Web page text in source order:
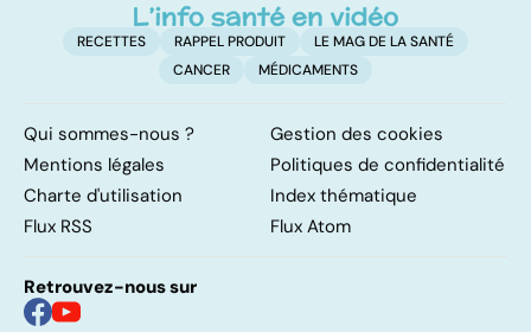
RECETTES RAPPEL PRODUIT
LE MAG DE LA SANTÉ
CANCER
MÉDICAMENTS
Qui sommes-nous ?
Gestion des cookies
Mentions légales
Politiques de confidentialité
Charte d'utilisation
Index thématique
Flux RSS
Flux Atom
Retrouvez-nous sur